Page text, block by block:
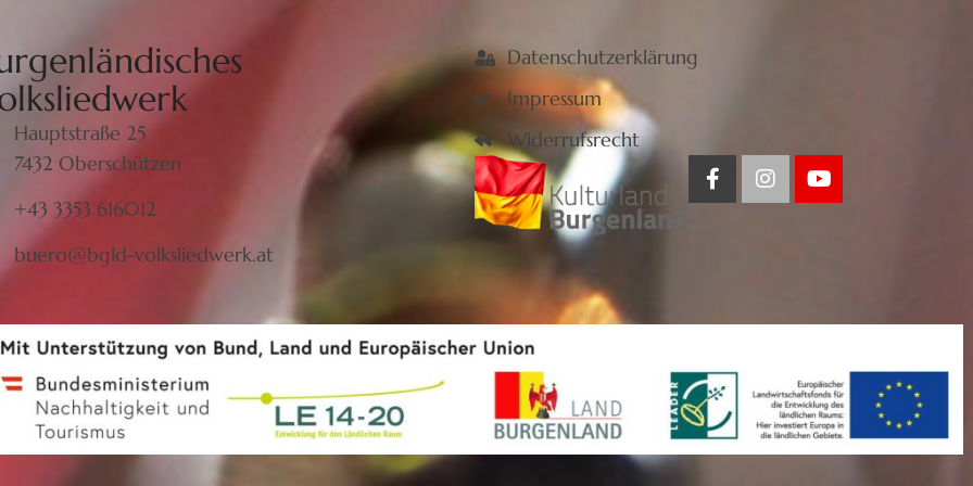
Hauptstraße 25
7432 Oberschützen
+43 3353 616012
buero@bgld-volksliedwerk.at
Datenschutzerklärung
Impressum
Widerrufsrecht